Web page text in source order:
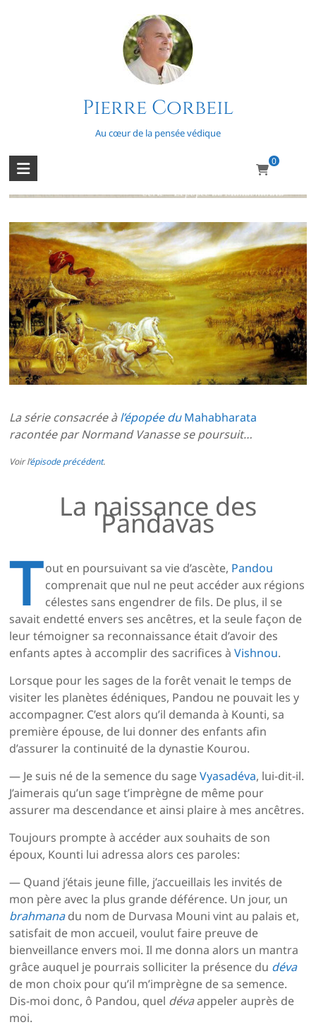
Pierre Corbeil
Au cœur de la pensée védique
0
L’épopée du Mahabharata – Épisode
La série consacrée àl’épopée duMahabharata
racontée par Normand Vanasse se poursuit…
Voir l’épisode précédent.
La naissance des
Pandavas
T out en poursuivant sa vie d’ascète, Pandou
comprenait que nul ne peut accéder aux régions
célestes sans engendrer de fils. De plus, il se
savait endetté envers ses ancêtres, et la seule façon de
leur témoigner sa reconnaissance était d’avoir des
enfants aptes à accomplir des sacrifices àVishnou.
Lorsque pour les sages de la forêt venait le temps de
visiter les planètes édéniques, Pandou ne pouvait les y
accompagner. C’est alors qu’il demanda à Kounti, sa
première épouse, de lui donner des enfants afin
d’assurer la continuité de la dynastie Kourou.
— Je suis né de la semence du sageVyasadéva, lui-dit-il.
J’aimerais qu’un sage t’imprègne de même pour
assurer ma descendance et ainsi plaire à mes ancêtres.
Toujours prompte à accéder aux souhaits de son
époux, Kounti lui adressa alors ces paroles:
— Quand j’étais jeune fille, j’accueillais les invités de
mon père avec la plus grande déférence. Un jour, un
brahmanadu nom de Durvasa Mouni vint au palais et,
satisfait de mon accueil, voulut faire preuve de
bienveillance envers moi. Il me donna alors un mantra
grâce auquel je pourrais solliciter la présence du déva
de mon choix pour qu’il m’imprègne de sa semence.
Dis-moi donc, ô Pandou, quel dévaappeler auprès de
moi.